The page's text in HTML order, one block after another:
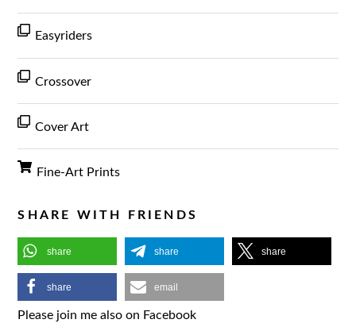
Easyriders
Crossover
Cover Art
Fine-Art Prints
SHARE WITH FRIENDS
share share share
share email
Please join me also on Facebook